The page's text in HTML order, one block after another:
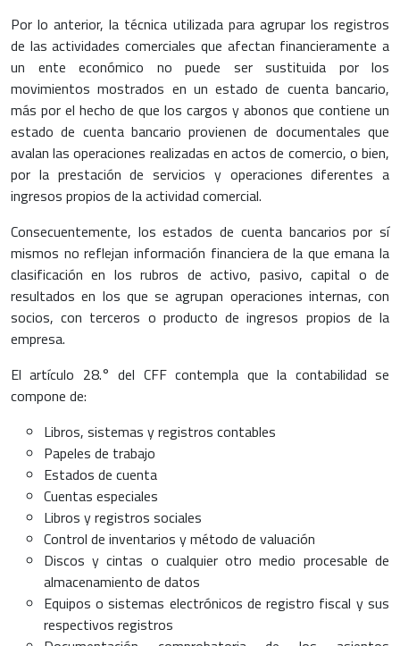
Por lo anterior, la técnica utilizada para agrupar los registros
de las actividades comerciales que afectan financieramente a
un ente económico no puede ser sustituida por los
movimientos mostrados en un estado de cuenta bancario,
más por el hecho de que los cargos y abonos que contiene un
estado de cuenta bancario provienen de documentales que
avalan las operaciones realizadas en actos de comercio, o bien,
por la prestación de servicios y operaciones diferentes a
ingresos propios de la actividad comercial.
Consecuentemente, los estados de cuenta bancarios por sí
mismos no reflejan información financiera de la que emana la
clasificación en los rubros de activo, pasivo, capital o de
resultados en los que se agrupan operaciones internas, con
socios, con terceros o producto de ingresos propios de la
empresa.
El artículo 28.° del CFF contempla que la contabilidad se
compone de:
Libros, sistemas y registros contables
Papeles de trabajo
Estados de cuenta
Cuentas especiales
Libros y registros sociales
Control de inventarios y método de valuación
Discos y cintas o cualquier otro medio procesable de
almacenamiento de datos
Equipos o sistemas electrónicos de registro fiscal y sus
respectivos registros